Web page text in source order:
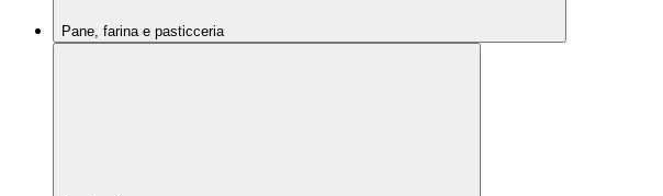
Pane, farina e pasticceria